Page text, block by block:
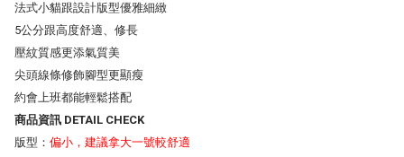
法式小貓跟設計版型優雅細緻
5公分跟高度舒適、修長
壓紋質感更添氣質美
尖頭線條修飾腳型更顯瘦
約會上班都能輕鬆搭配
商品資訊 DETAIL CHECK
版型： 偏小，建議拿大一號較舒適